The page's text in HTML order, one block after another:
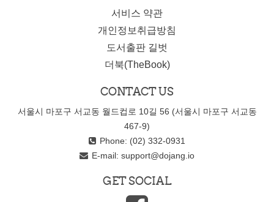
서비스 약관
개인정보취급방침
도서출판 길벗
더북(TheBook)
CONTACT US
서울시 마포구 서교동 월드컵로 10길 56 (서울시 마포구 서교동
467-9)
Phone: (02) 332-0931
E-mail: support@dojang.io
GET SOCIAL